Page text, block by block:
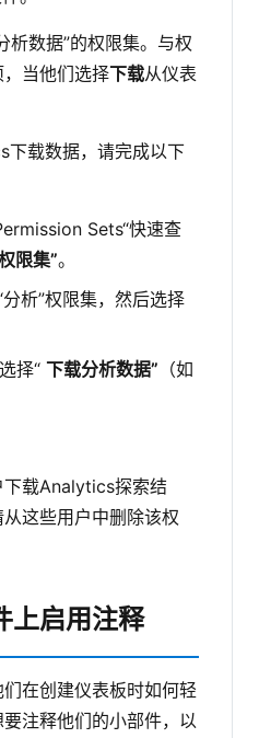
析数据”的权限集。与权
当他们选择下载从仪表
载数据，请完成以下
Sets“快速查
限集”。
析”权限集，然后选择
择“ 下载分析数据” （如
载Analytics探索结
这些用户中删除该权
上启用注释
在创建仪表板时如何轻
注释他们的小部件，以